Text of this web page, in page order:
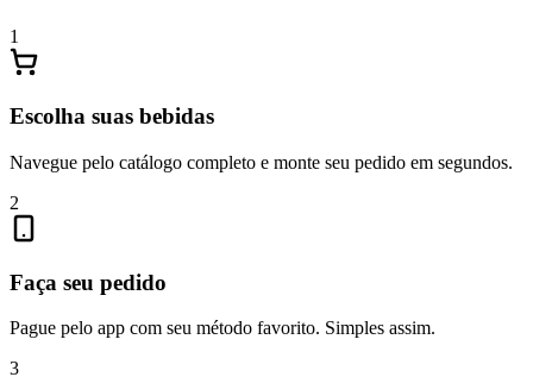
1
Escolha suas bebidas
Navegue pelo catálogo completo e monte seu pedido em segundos.
2
Faça seu pedido
Pague pelo app com seu método favorito. Simples assim.
3